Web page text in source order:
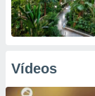
Vídeos